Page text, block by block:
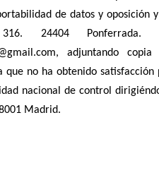
de datos y oposición
24404
adjuntando
que no ha obtenido
nacional de control
Madrid.